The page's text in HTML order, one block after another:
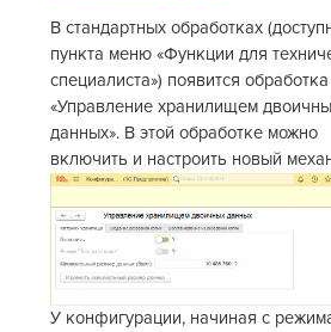
В стандартных обработках
пункта меню «Функции для
специалиста») появится обработка
«Управление хранилищем
данных». В этой обработке можно
включить и настроить новый
У конфигурации, начиная с